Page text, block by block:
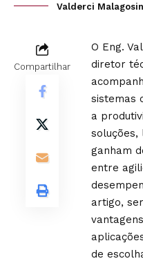
Valderci
Compartilhar
O Eng.
diretor
sistemas
a
soluções,
ganham
entre
artigo,
de